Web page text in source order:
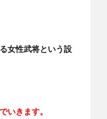
女性武将という設
いきます。